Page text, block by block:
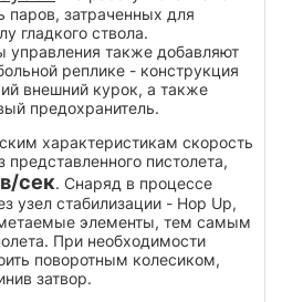
паров, затраченных для
гладкого ствола.
управления также добавляют
реплике - конструкция
внешний курок, а также
предохранитель.
характеристикам скорость
пистолета,
сек. Снаряд в процессе
узел стабилизации - Hop Up,
элементы, тем самым
При необходимости
поворотным колесиком,
затвор.